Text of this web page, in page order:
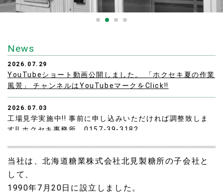
News
2026.07.29
YouTubeショート動画公開しました。 「ホクセキ夏の作業
風景」 チャンネルはYouTubeマークをClick!!
2026.07.03
工場見学実施中!! 事前に申し込みいただければ調整致しま
す!! ホクセキ事務所 0157-39-3182
社員募集中!!
当社は、北海道糖業株式会社北見製糖所の子会社と
して、
1990年7月20日に設立しました。